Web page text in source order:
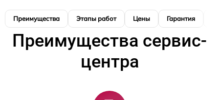
Преимущества Этапы работ Цены Гарантия
Преимущества сервис-
центра